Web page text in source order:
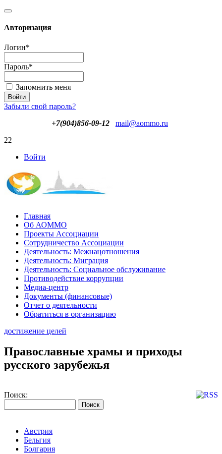
Авторизация
Логин*
Пароль*
Запомнить меня
Забыли свой пароль?
+7(904)856-09-12
mail@aommo.ru
22
Войти
Главная
Об АОММО
Проекты Ассоциации
Сотрудничество Ассоциации
Деятельность: Межнацотношения
Деятельность: Миграция
Деятельность: Социальное обслуживание
Противодействие коррупции
Медиа-центр
Документы (финансовые)
Отчет о деятельности
Обратиться в организацию
достижение целей
Православные храмы и приходы
русского зарубежья
Поиск:
Австрия
Бельгия
Болгария